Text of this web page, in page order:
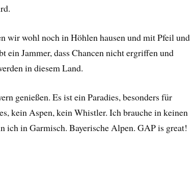
wir wohl noch in Höhlen hausen und mit Pfeil und
ein Jammer, dass Chancen nicht ergriffen und
in diesem Land.
genießen. Es ist ein Paradies, besonders für
kein Aspen, kein Whistler. Ich brauche in keinen
ich in Garmisch. Bayerische Alpen. GAP is great!